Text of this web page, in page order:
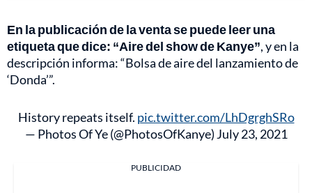
En la publicación de la venta se puede leer una
etiqueta que dice: “Aire del show de Kanye”, y en la
descripción informa: “Bolsa de aire del lanzamiento de
‘Donda’”.
History repeats itself. pic.twitter.com/LhDgrghSRo
— Photos Of Ye (@PhotosOfKanye) July 23, 2021
PUBLICIDAD